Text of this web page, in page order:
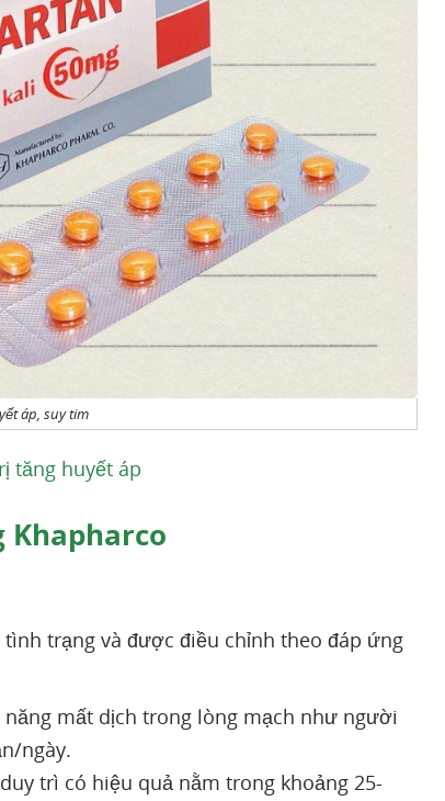
áp, suy tim
tăng huyết áp
Khapharco
trạng và được điều chỉnh theo đáp ứng
mất dịch trong lòng mạch như người
ngày.
trì có hiệu quả nằm trong khoảng 25-